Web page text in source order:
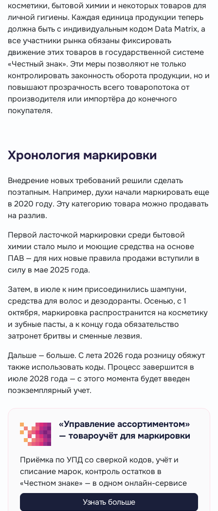
косметики, бытовой химии и некоторых товаров для
личной гигиены. Каждая единица продукции теперь
должна быть с индивидуальным кодом Data Matrix, а
все участники рынка обязаны фиксировать
движение этих товаров в государственной системе
«Честный знак». Эти меры позволяют не только
контролировать законность оборота продукции, но и
повышают прозрачность всего товаропотока от
производителя или импортёра до конечного
покупателя.
Хронология маркировки
Внедрение новых требований решили сделать
поэтапным. Например, духи начали маркировать еще
в 2020 году. Эту категорию товара можно продавать
на разлив.
Первой ласточкой маркировки среди бытовой
химии стало мыло и моющие средства на основе
ПАВ — для них новые правила продажи вступили в
силу в мае 2025 года.
Затем, в июле к ним присоединились шампуни,
средства для волос и дезодоранты. Осенью, с 1
октября, маркировка распространится на косметику
и зубные пасты, а к концу года обязательство
затронет бритвы и сменные лезвия.
Дальше — больше. С лета 2026 года розницу обяжут
также использовать коды. Процесс завершится в
июле 2028 года — с этого момента будет введен
поэкземплярный учет.
«Управление ассортиментом»
— товароучёт для маркировки
Приёмка по УПД со сверкой кодов, учёт и
списание марок, контроль остатков в
«Честном знаке» — в одном онлайн-сервисе
Узнать больше